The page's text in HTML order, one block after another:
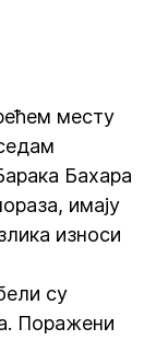
месту
Бахара
имају
износи
су
Поражени